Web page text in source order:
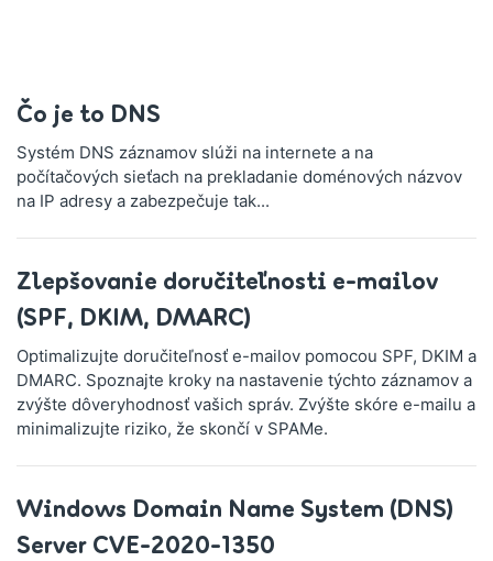
Čo je to DNS
Systém DNS záznamov slúži na internete a na
počítačových sieťach na prekladanie doménových názvov
na IP adresy a zabezpečuje tak...
Zlepšovanie doručiteľnosti e-mailov
(SPF, DKIM, DMARC)
Optimalizujte doručiteľnosť e-mailov pomocou SPF, DKIM a
DMARC. Spoznajte kroky na nastavenie týchto záznamov a
zvýšte dôveryhodnosť vašich správ. Zvýšte skóre e-mailu a
minimalizujte riziko, že skončí v SPAMe.
Windows Domain Name System (DNS)
Server CVE-2020-1350